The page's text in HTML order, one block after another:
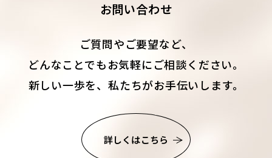
お問い合わせ
ご質問やご要望など、
どんなことでもお気軽にご相談ください。
新しい一歩を、私たちがお手伝いします。
詳しくはこちら